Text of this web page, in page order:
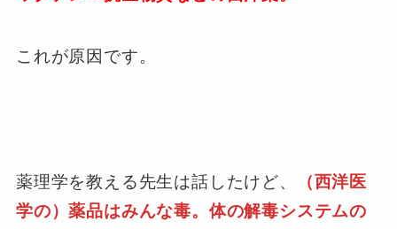
これが原因です。
薬理学を教える先生は話したけど、
（西洋医
学の）薬品はみんな毒。体の解毒システムの